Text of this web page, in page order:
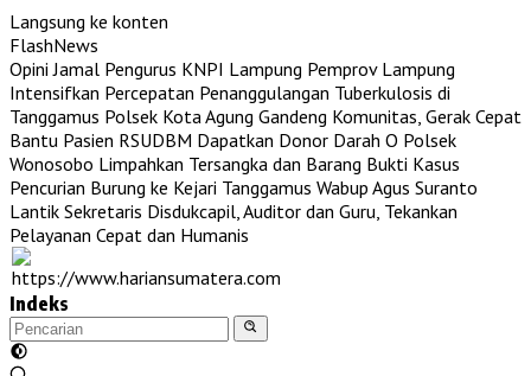
Langsung ke konten
FlashNews
Opini Jamal Pengurus KNPI Lampung Pemprov Lampung
Intensifkan Percepatan Penanggulangan Tuberkulosis di
Tanggamus Polsek Kota Agung Gandeng Komunitas, Gerak Cepat
Bantu Pasien RSUDBM Dapatkan Donor Darah O Polsek
Wonosobo Limpahkan Tersangka dan Barang Bukti Kasus
Pencurian Burung ke Kejari Tanggamus Wabup Agus Suranto
Lantik Sekretaris Disdukcapil, Auditor dan Guru, Tekankan
Pelayanan Cepat dan Humanis
Indeks